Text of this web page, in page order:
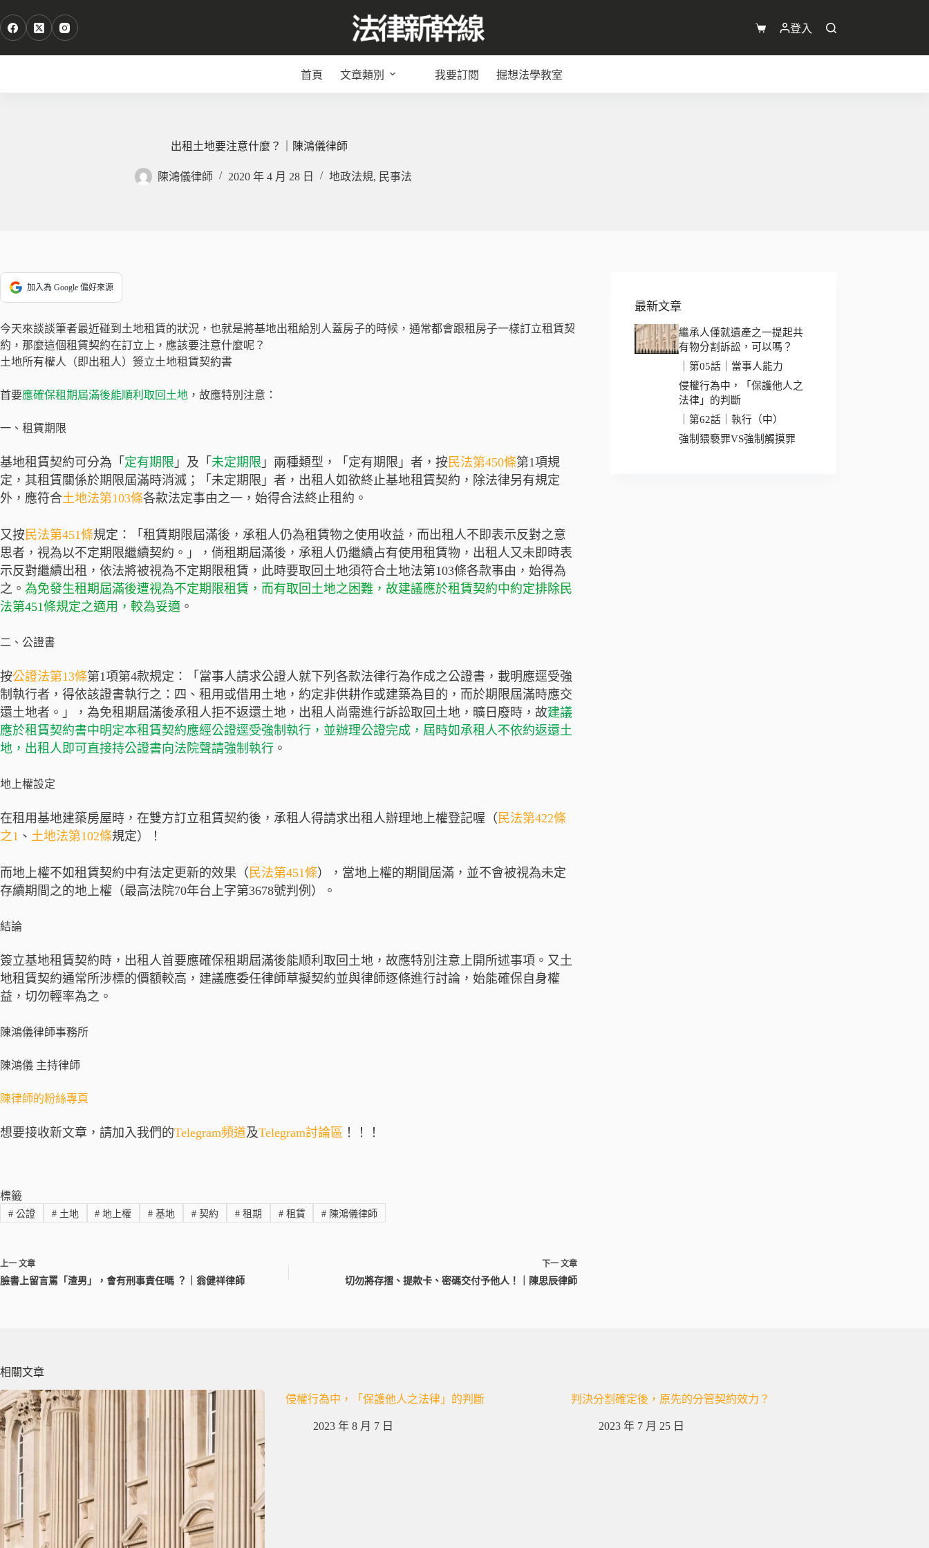
至
主
要
購
物
登入
首頁 文章類別 我要訂閱 掘想法學教室
出租土地要注意什麼？｜陳鴻儀律師
陳鴻儀律師 2020 年 4 月 28 日 地政法規, 民事法
加入為 Google 偏好來源
今天來談談筆者最近碰到土地租賃的狀況，也就是將基地出租給別人蓋房子的時候，通常都會跟租房子一樣訂立租賃契
約，那麼這個租賃契約在訂立上，應該要注意什麼呢？
土地所有權人（即出租人）簽立土地租賃契約書
首要應確保租期屆滿後能順利取回土地 ，故應特別注意：
一、租賃期限
基地租賃契約可分為「 定有期限 」及「 未定期限 」兩種類型，「定有期限」者，按民法第450條第1項規
定，其租賃關係於期限屆滿時消滅；「未定期限」者，出租人如欲終止基地租賃契約，除法律另有規定
外，應符合土地法第103條各款法定事由之一，始得合法終止租約。
又按民法第451條規定：「租賃期限屆滿後，承租人仍為租賃物之使用收益，而出租人不即表示反對之意
思者，視為以不定期限繼續契約。」，倘租期屆滿後，承租人仍繼續占有使用租賃物，出租人又未即時表
示反對繼續出租，依法將被視為不定期限租賃，此時要取回土地須符合土地法第103條各款事由，始得為
之。 為免發生租期屆滿後遭視為不定期限租賃，而有取回土地之困難，故建議應於租賃契約中約定排除民
法第451條規定之適用，較為妥適 。
二、公證書
按公證法第13條第1項第4款規定：「當事人請求公證人就下列各款法律行為作成之公證書，載明應逕受強
制執行者，得依該證書執行之：四、租用或借用土地，約定非供耕作或建築為目的，而於期限屆滿時應交
還土地者。」，為免租期屆滿後承租人拒不返還土地，出租人尚需進行訴訟取回土地，曠日廢時，故建議
應於租賃契約書中明定本租賃契約應經公證逕受強制執行，並辦理公證完成，屆時如承租人不依約返還土
地，出租人即可直接持公證書向法院聲請強制執行 。
地上權設定
在租用基地建築房屋時，在雙方訂立租賃契約後，承租人得請求出租人辦理地上權登記喔（ 民法第422條
之1 、 土地法第102條規定）！
而地上權不如租賃契約中有法定更新的效果（ 民法第451條），當地上權的期間屆滿，並不會被視為未定
存續期間之的地上權（最高法院70年台上字第3678號判例）。
結論
簽立基地租賃契約時，出租人首要應確保租期屆滿後能順利取回土地，故應特別注意上開所述事項。又土
地租賃契約通常所涉標的價額較高，建議應委任律師草擬契約並與律師逐條進行討論，始能確保自身權
益，切勿輕率為之。
陳鴻儀律師事務所
陳鴻儀 主持律師
陳律師的粉絲專頁
想要接收新文章，請加入我們的Telegram頻道及Telegram討論區 ！！！
標籤
#公證 #土地 # 地上權 # 基地 # 契約 #租期 #租賃 # 陳鴻儀律師
上一 文章
臉書上留言罵「渣男」，會有刑事責任嗎 ？｜翁健祥律師
下一 文章
切勿將存摺、提款卡、密碼交付予他人！｜陳思辰律師
最新文章
繼承人僅就遺產之一提起共
有物分割訴訟，可以嗎？
｜第05話｜當事人能力
侵權行為中，「保護他人之
法律」的判斷
｜第62話｜執行（中）
強制猥褻罪VS強制觸摸罪
相關文章
侵權行為中，「保護他人之法律」的判斷
2023 年 8 月 7 日
判決分割確定後，原先的分管契約效力？
2023 年 7 月 25 日